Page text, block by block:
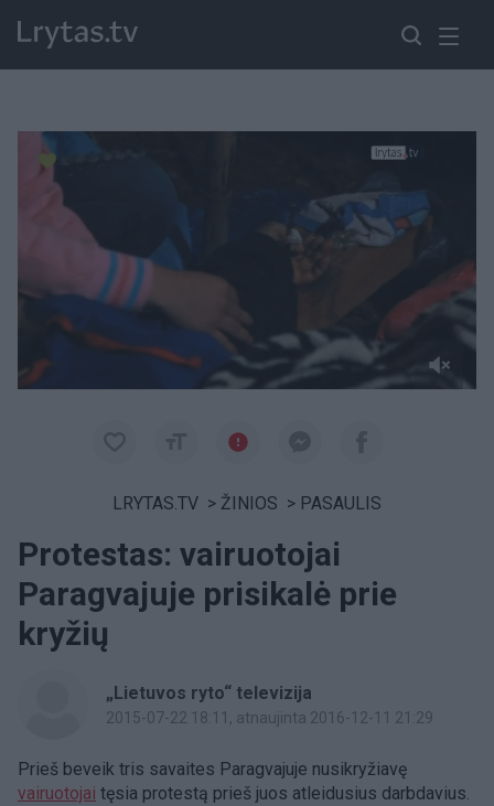
LRYTAS.TV > ŽINIOS > PASAULIS
Protestas: vairuotojai
Paragvajuje prisikalė prie
kryžių
„Lietuvos ryto“ televizija
2015-07-22 18:11 , atnaujinta 2016-12-11 21:29
Prieš beveik tris savaites Paragvajuje nusikryžiavę
vairuotojai tęsia protestą prieš juos atleidusius darbdavius.